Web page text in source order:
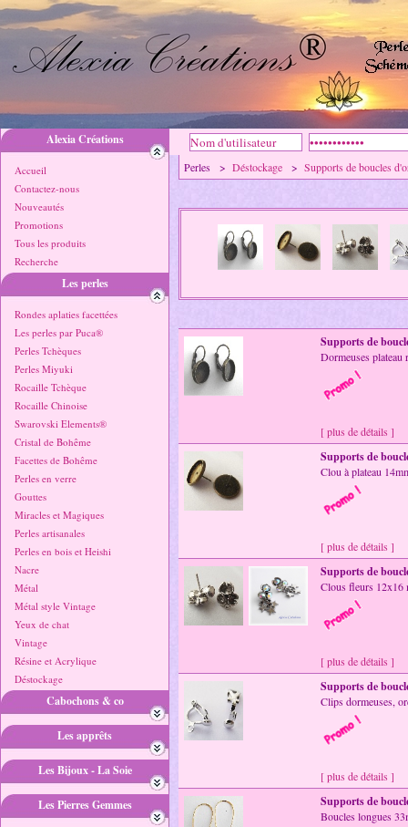
Alexia Créations
Accueil
Contactez-nous
Nouveautés
Promotions
Tous les produits
Recherche
Les perles
Rondes aplaties facettées
Les perles par Puca®
Perles Tchèques
Perles Miyuki
Rocaille Tchèque
Rocaille Chinoise
Swarovski Elements®
Cristal de Bohême
Facettes de Bohême
Perles en verre
Gouttes
Miracles et Magiques
Perles artisanales
Perles en bois et Heishi
Nacre
Métal
Métal style Vintage
Yeux de chat
Vintage
Résine et Acrylique
Déstockage
Cabochons & co
Les apprêts
Les Bijoux - La Soie
Les Pierres Gemmes
Perles > Déstockage > Supports de boucles
Supports de
Dormeuses
[ plus de détails ]
Supports de
Clou à plateau
[ plus de détails ]
Supports de
Clous fleurs 12x16
[ plus de détails ]
Supports de
Clips dormeuses,
[ plus de détails ]
Supports de
Boucles longues